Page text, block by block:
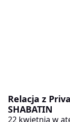
Relacja z
SHABATIN
22 kwietnia w